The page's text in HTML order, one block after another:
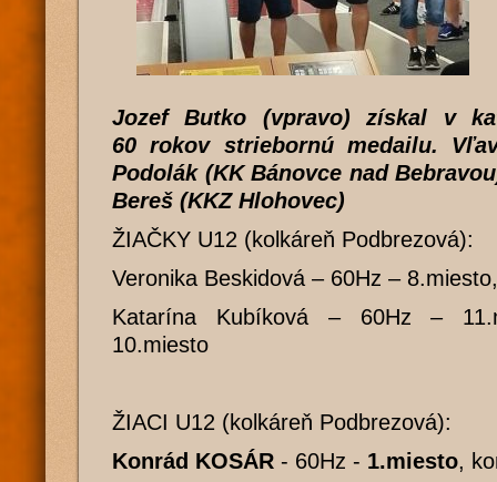
Jozef Butko (vpravo) získal v
60 rokov striebornú medailu.
Podolák (KK Bánovce nad
Bereš (KKZ Hlohovec)
ŽIAČKY U12 (kolkáreň Podbrezová):
Veronika Beskidová – 60Hz –
Katarína Kubíková – 60Hz –
10.miesto
ŽIACI U12 (kolkáreň Podbrezová):
Konrád KOSÁR - 60Hz - 1.miesto,